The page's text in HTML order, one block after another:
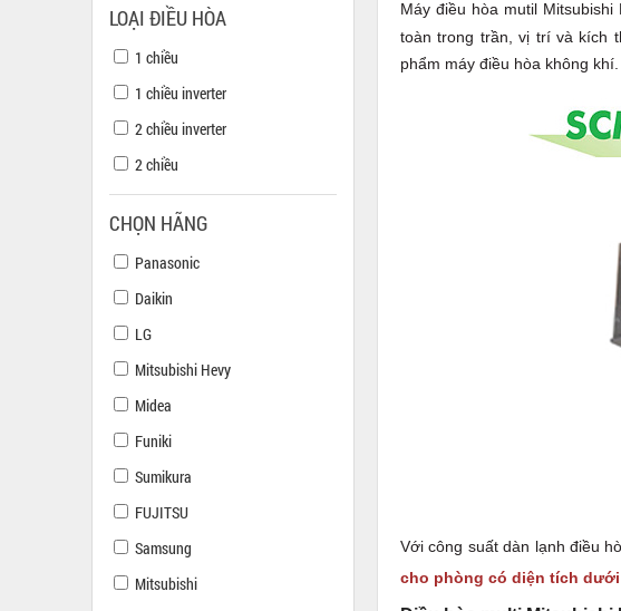
LOẠI ĐIỀU HÒA
1 chiều
1 chiều inverter
2 chiều inverter
2 chiều
CHỌN HÃNG
Panasonic
Daikin
LG
Mitsubishi Hevy
Midea
Funiki
Sumikura
FUJITSU
Samsung
Mitsubishi
Máy điều hòa mutil
toàn trong trần, vị trí và kích
phẩm máy điều hòa không khí.
Với công suất dàn lạnh điều
cho phòng có diện tích dưới